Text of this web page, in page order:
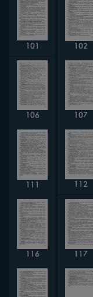
101 102
106 107
111 112
116 117